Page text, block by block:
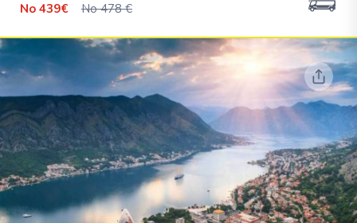
No 439€ No 478 €